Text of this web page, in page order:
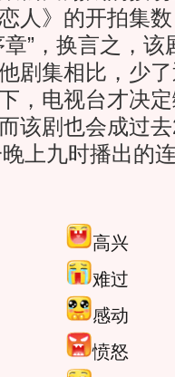
人》的开拍集
”，换言之，
剧集相比，少
，电视台才决
该剧也会成过
晚上九时播出的
高兴
难过
感动
愤怒